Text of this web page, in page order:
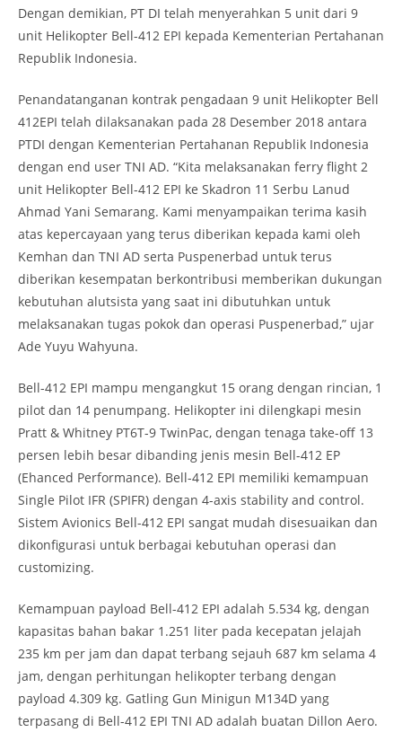
Dengan demikian, PT DI telah menyerahkan 5 unit dari 9
unit Helikopter Bell-412 EPI kepada Kementerian Pertahanan
Republik Indonesia.
Penandatanganan kontrak pengadaan 9 unit Helikopter Bell
412EPI telah dilaksanakan pada 28 Desember 2018 antara
PTDI dengan Kementerian Pertahanan Republik Indonesia
dengan end user TNI AD. “Kita melaksanakan ferry flight 2
unit Helikopter Bell-412 EPI ke Skadron 11 Serbu Lanud
Ahmad Yani Semarang. Kami menyampaikan terima kasih
atas kepercayaan yang terus diberikan kepada kami oleh
Kemhan dan TNI AD serta Puspenerbad untuk terus
diberikan kesempatan berkontribusi memberikan dukungan
kebutuhan alutsista yang saat ini dibutuhkan untuk
melaksanakan tugas pokok dan operasi Puspenerbad,” ujar
Ade Yuyu Wahyuna.
Bell-412 EPI mampu mengangkut 15 orang dengan rincian, 1
pilot dan 14 penumpang. Helikopter ini dilengkapi mesin
Pratt & Whitney PT6T-9 TwinPac, dengan tenaga take-off 13
persen lebih besar dibanding jenis mesin Bell-412 EP
(Ehanced Performance). Bell-412 EPI memiliki kemampuan
Single Pilot IFR (SPIFR) dengan 4-axis stability and control.
Sistem Avionics Bell-412 EPI sangat mudah disesuaikan dan
dikonfigurasi untuk berbagai kebutuhan operasi dan
customizing.
Kemampuan payload Bell-412 EPI adalah 5.534 kg, dengan
kapasitas bahan bakar 1.251 liter pada kecepatan jelajah
235 km per jam dan dapat terbang sejauh 687 km selama 4
jam, dengan perhitungan helikopter terbang dengan
payload 4.309 kg. Gatling Gun Minigun M134D yang
terpasang di Bell-412 EPI TNI AD adalah buatan Dillon Aero.